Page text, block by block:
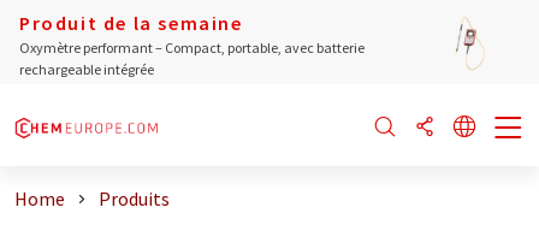
Produit de la semaine
Oxymètre performant – Compact, portable, avec batterie
rechargeable intégrée
Home Produits